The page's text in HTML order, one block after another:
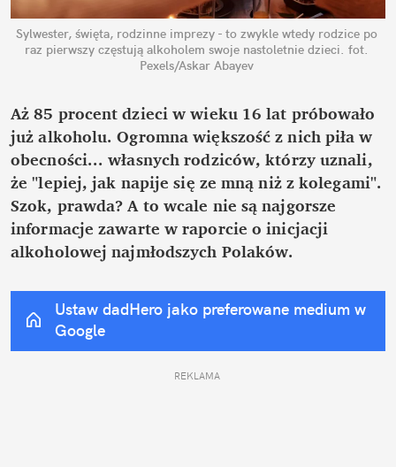
Sylwester, święta, rodzinne imprezy - to zwykle wtedy rodzice po
raz pierwszy częstują alkoholem swoje nastoletnie dzieci. fot.
Pexels/Askar Abayev
Aż 85 procent dzieci w wieku 16 lat próbowało
już alkoholu. Ogromna większość z nich piła w
obecności... własnych rodziców, którzy uznali,
że "lepiej, jak napije się ze mną niż z kolegami".
Szok, prawda? A to wcale nie są najgorsze
informacje zawarte w raporcie o inicjacji
alkoholowej najmłodszych Polaków.
Ustaw dadHero jako preferowane medium w
Google
REKLAMA